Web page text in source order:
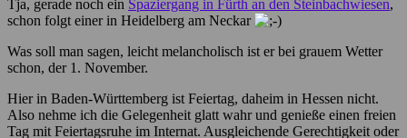
Tja, gerade noch ein Spaziergang in Fürth an den Steinbachwiesen,
schon folgt einer in Heidelberg am Neckar
Was soll man sagen, leicht melancholisch ist er bei grauem Wetter
schon, der 1. November.
Hier in Baden-Württemberg ist Feiertag, daheim in Hessen nicht.
Also nehme ich die Gelegenheit glatt wahr und genieße einen freien
Tag mit Feiertagsruhe im Internat. Ausgleichende Gerechtigkeit oder